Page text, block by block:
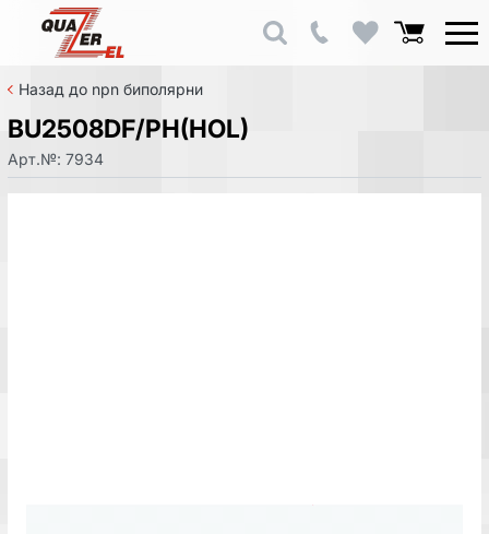
Назад до npn биполярни
BU2508DF/PH(HOL)
Арт.№: 7934